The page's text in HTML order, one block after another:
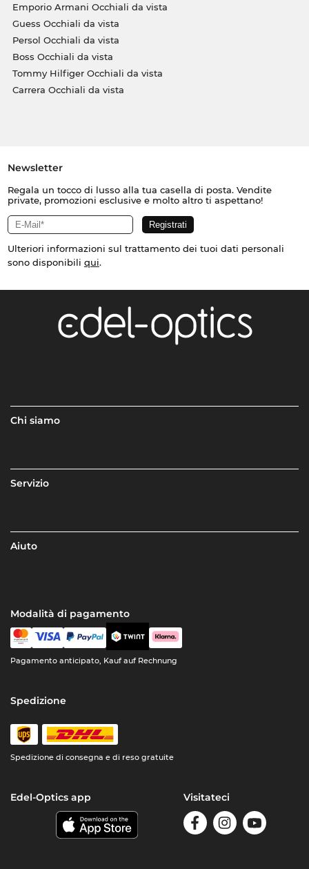
Emporio Armani Occhiali da vista
Guess Occhiali da vista
Persol Occhiali da vista
Boss Occhiali da vista
Tommy Hilfiger Occhiali da vista
Carrera Occhiali da vista
Newsletter
Regala un tocco di lusso alla tua casella di posta. Vendite
private, promozioni esclusive e molto altro ti aspettano!
Ulteriori informazioni sul trattamento dei tuoi dati personali
sono disponibili qui.
Chi siamo
Servizio
Aiuto
Modalità di pagamento
Pagamento anticipato, Kauf auf Rechnung
Spedizione
Spedizione di consegna e di reso gratuite
Edel-Optics app Visitateci